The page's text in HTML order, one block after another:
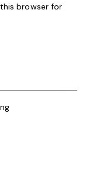
browser for